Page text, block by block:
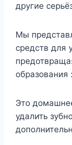
другие
Мы
средств для
образования :
Это
удалить